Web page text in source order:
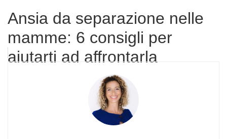
Ansia da separazione nelle
mamme: 6 consigli per
aiutarti ad affrontarla